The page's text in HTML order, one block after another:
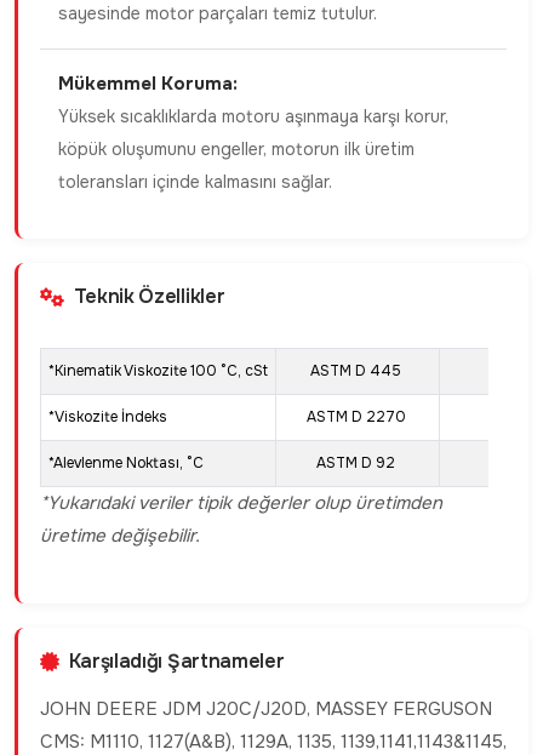
sayesinde motor parçaları temiz tutulur.
Mükemmel Koruma:
Yüksek sıcaklıklarda motoru aşınmaya karşı korur,
köpük oluşumunu engeller, motorun ilk üretim
toleransları içinde kalmasını sağlar.
Teknik Özellikler
*Kinematik Viskozite 100 °C, cSt ASTM D 445
*Viskozite İndeks ASTM D 2270
*Alevlenme Noktası, °C ASTM D 92
*Yukarıdaki veriler tipik değerler olup üretimden
üretime değişebilir.
Karşıladığı Şartnameler
JOHN DEERE JDM J20C/J20D, MASSEY FERGUSON
CMS: M1110, 1127(A&B), 1129A, 1135, 1139,1141,1143&1145,